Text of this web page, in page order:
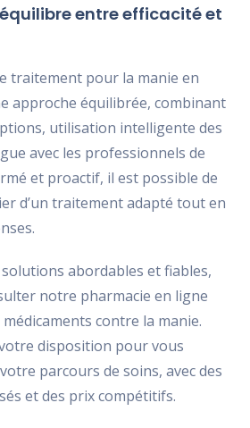
entre efficacité et
traitement pour la manie en
approche équilibrée, combinant
utilisation intelligente des
avec les professionnels de
et proactif, il est possible de
d’un traitement adapté tout en
abordables et fiables,
notre pharmacie en ligne
contre la manie.
disposition pour vous
parcours de soins, avec des
et des prix compétitifs.